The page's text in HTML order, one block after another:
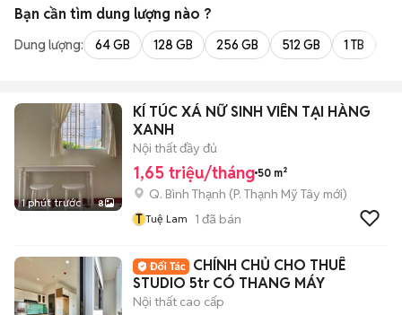
Bạn cần tìm dung lượng nào ?
Dung lượng: 64 GB 128 GB 256 GB 512 GB 1 TB
1 phút trước 8
KÍ TÚC XÁ NỮ SINH VIÊN TẠI HÀNG
XANH
Nội thất đầy đủ
1,65 triệu/tháng 50 m²
Q. Bình Thạnh (P. Thạnh Mỹ Tây mới)
T Tuệ Lam 1 đã bán
CHÍNH CHỦ CHO THUÊ
STUDIO 5tr CÓ THANG MÁY
Nội thất cao cấp